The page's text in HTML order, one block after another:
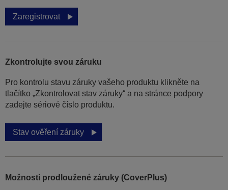
Zaregistrovat
Zkontrolujte svou záruku
Pro kontrolu stavu záruky vašeho produktu klikněte na
tlačítko „Zkontrolovat stav záruky“ a na stránce podpory
zadejte sériové číslo produktu.
Stav ověření záruky
Možnosti prodloužené záruky (CoverPlus)